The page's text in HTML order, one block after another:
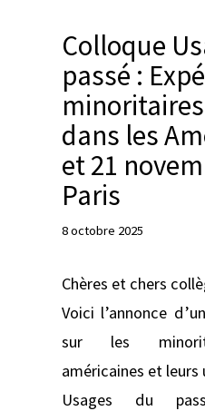
Colloque
passé :
dans les
et 21
Paris
8 octobre 2025
Chères et chers
Voici l’annonce
sur les
américaines et leurs
Usages du